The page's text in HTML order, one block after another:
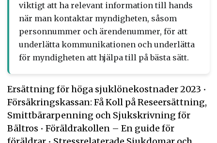
viktigt att ha relevant information till hands
när man kontaktar myndigheten, såsom
personnummer och ärendenummer, för att
underlätta kommunikationen och underlätta
för myndigheten att hjälpa till på bästa sätt.
Ersättning för höga sjuklönekostnader 2023 •
Försäkringskassan: Få Koll på Reseersättning,
Smittbärarpenning och Sjukskrivning för
Bältros • Föräldrakollen – En guide för